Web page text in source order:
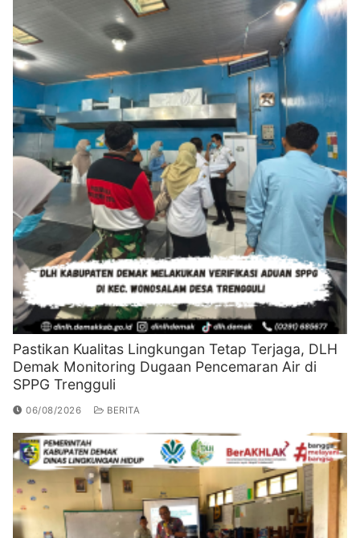
Pastikan Kualitas Lingkungan Tetap Terjaga, DLH
Demak Monitoring Dugaan Pencemaran Air di
SPPG Trengguli
06/08/2026 BERITA